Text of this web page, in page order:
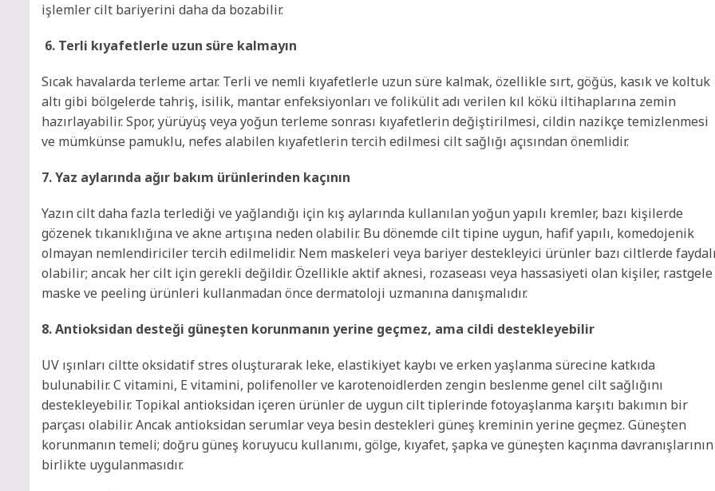
işlemler cilt bariyerini daha da bozabilir.
6. Terli kıyafetlerle uzun süre kalmayın
Sıcak havalarda terleme artar. Terli ve nemli kıyafetlerle uzun süre kalmak, özellikle sırt, göğüs, kasık ve koltuk
altı gibi bölgelerde tahriş, isilik, mantar enfeksiyonları ve folikülit adı verilen kıl kökü iltihaplarına zemin
hazırlayabilir. Spor, yürüyüş veya yoğun terleme sonrası kıyafetlerin değiştirilmesi, cildin nazikçe temizlenmesi
ve mümkünse pamuklu, nefes alabilen kıyafetlerin tercih edilmesi cilt sağlığı açısından önemlidir.
7. Yaz aylarında ağır bakım ürünlerinden kaçının
Yazın cilt daha fazla terlediği ve yağlandığı için kış aylarında kullanılan yoğun yapılı kremler, bazı kişilerde
gözenek tıkanıklığına ve akne artışına neden olabilir. Bu dönemde cilt tipine uygun, hafif yapılı, komedojenik
olmayan nemlendiriciler tercih edilmelidir. Nem maskeleri veya bariyer destekleyici ürünler bazı ciltlerde
olabilir; ancak her cilt için gerekli değildir. Özellikle aktif aknesi, rozaseası veya hassasiyeti olan kişiler, rastgele
maske ve peeling ürünleri kullanmadan önce dermatoloji uzmanına danışmalıdır.
8. Antioksidan desteği güneşten korunmanın yerine geçmez, ama cildi destekleyebilir
UV ışınları ciltte oksidatif stres oluşturarak leke, elastikiyet kaybı ve erken yaşlanma sürecine katkıda
bulunabilir. C vitamini, E vitamini, polifenoller ve karotenoidlerden zengin beslenme genel cilt sağlığını
destekleyebilir. Topikal antioksidan içeren ürünler de uygun cilt tiplerinde fotoyaşlanma karşıtı bakımın bir
parçası olabilir. Ancak antioksidan serumlar veya besin destekleri güneş kreminin yerine geçmez. Güneşten
korunmanın temeli; doğru güneş koruyucu kullanımı, gölge, kıyafet, şapka ve güneşten kaçınma davranışlarının
birlikte uygulanmasıdır.